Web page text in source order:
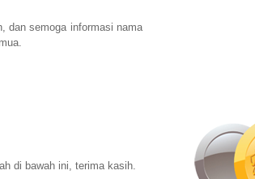
dan semoga informasi nama
di bawah ini, terima kasih.